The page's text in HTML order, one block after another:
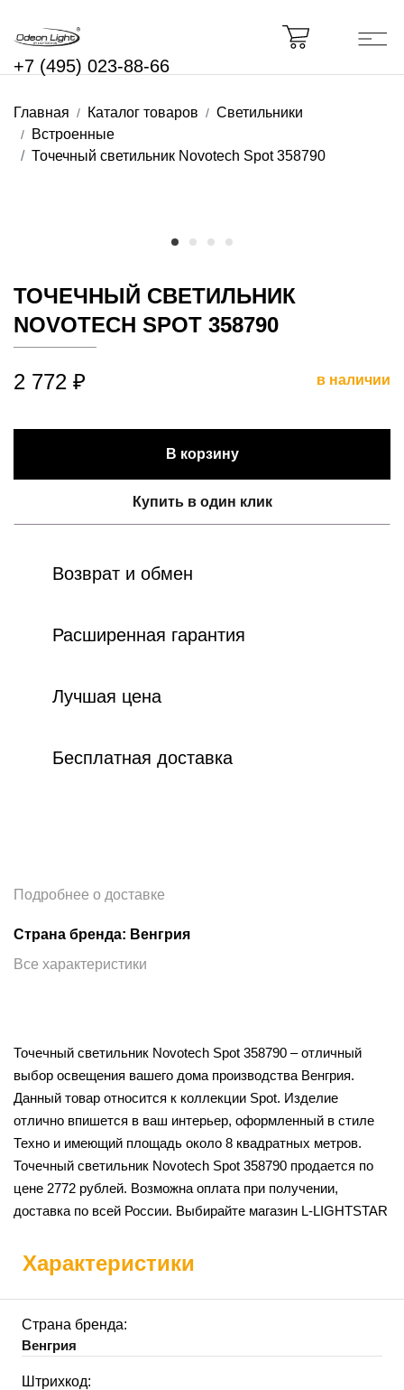
+7 (495) 023-88-66
Главная Каталог товаров
Светильники
Встроенные
Точечный светильник Novotech Spot 358790
ТОЧЕЧНЫЙ СВЕТИЛЬНИК
NOVOTECH SPOT 358790
2 772 ₽ в наличии
В корзину
Купить в один клик
Возврат и обмен
Расширенная гарантия
Лучшая цена
Бесплатная доставка
Подробнее о доставке
Страна бренда: Венгрия
Все характеристики
Точечный светильник Novotech Spot 358790 – отличный
выбор освещения вашего дома производства Венгрия.
Данный товар относится к коллекции Spot. Изделие
отлично впишется в ваш интерьер, оформленный в стиле
Техно и имеющий площадь около 8 квадратных метров.
Точечный светильник Novotech Spot 358790 продается по
цене 2772 рублей. Возможна оплата при получении,
доставка по всей России. Выбирайте магазин L-LIGHTSTAR
Характеристики
Страна бренда:
Венгрия
Штрихкод: